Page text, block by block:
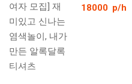
18000 p/h